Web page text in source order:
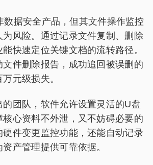
数据安全产品，但其文件操作监控
风险。通过记录文件复制、删除
快速定位关键文档的流转路径。
文件删除报告，成功追回被误删的
元级损失。
的团队，软件允许设置灵活的U盘
心资料不外泄，又不妨碍必要的
件变更监控功能，还能自动记录
产管理提供可靠依据。